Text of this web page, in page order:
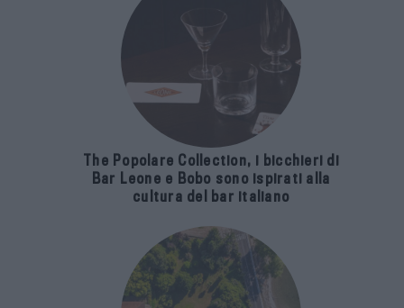
The Popolare Collection, i bicchieri di
Bar Leone e Bobo sono ispirati alla
cultura del bar italiano